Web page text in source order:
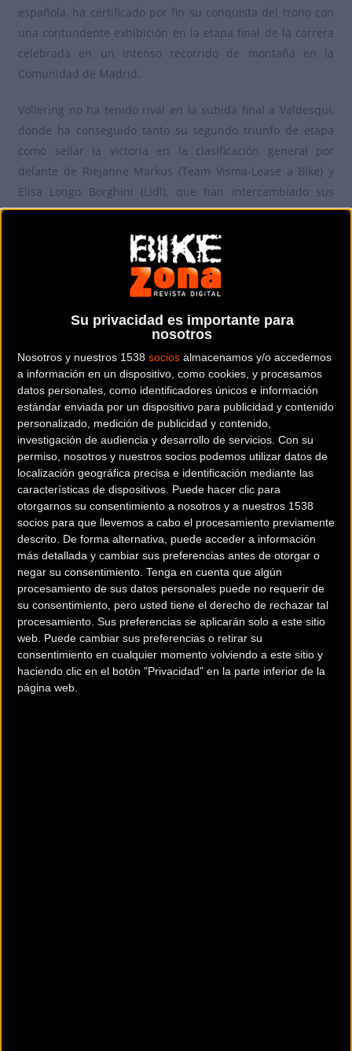
Su privacidad es importante para
nosotros
Nosotros y nuestros 1538 socios almacenamos y/o accedemos
a información en un dispositivo, como cookies, y procesamos
datos personales, como identificadores únicos e información
estándar enviada por un dispositivo para publicidad y contenido
personalizado, medición de publicidad y contenido,
investigación de audiencia y desarrollo de servicios. Con su
permiso, nosotros y nuestros socios podemos utilizar datos de
localización geográfica precisa e identificación mediante las
características de dispositivos. Puede hacer clic para
otorgarnos su consentimiento a nosotros y a nuestros 1538
socios para que llevemos a cabo el procesamiento previamente
descrito. De forma alternativa, puede acceder a información
más detallada y cambiar sus preferencias antes de otorgar o
negar su consentimiento. Tenga en cuenta que algún
procesamiento de sus datos personales puede no requerir de
su consentimiento, pero usted tiene el derecho de rechazar tal
procesamiento. Sus preferencias se aplicarán solo a este sitio
web. Puede cambiar sus preferencias o retirar su
consentimiento en cualquier momento volviendo a este sitio y
haciendo clic en el botón "Privacidad" en la parte inferior de la
página web.
española, ha certificado por fin su conquista del trono con
una contundente exhibición en la etapa final de la carrera
celebrada en un intenso recorrido de montaña en la
Comunidad de Madrid.
Vollering no ha tenido rival en la subida final a Valdesquí,
donde ha conseguido tanto su segundo triunfo de etapa
como sellar la victoria en la clasificación general por
delante de Riejanne Markus (Team Visma-Lease a Bike) y
Elisa Longo Borghini (Lidl), que han intercambiado sus
posiciones en un agónico final.
Para encontrar a la primera española clasificada tenemos
que irnos hasta la posición 20 donde aparece Mavi García a
15 minutos de la ganadora
Lo mejor de la última etapa
TOP TEN
1 DEMI VOLLERING 17 TEAM SD WORX - PROTIME 23H 30 55
- B : 26 -
2 RIEJANNE MARKUS 64 TEAM VISMA | LEASE A BIKE 23H 32